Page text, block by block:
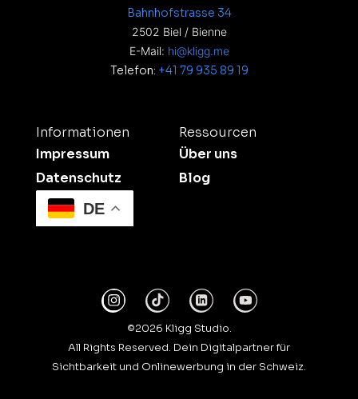
Bahnhofstrasse 34
2502 Biel / Bienne
E-Mail: hi@kligg.me
Telefon: +41 79 935 89 19
Informationen
Impressum
Datenschutz
Ressourcen
Über uns
Blog
DE
©2026 Kligg Studio.
All Rights Reserved. Dein Digitalpartner für
Sichtbarkeit und Onlinewerbung in der Schweiz.